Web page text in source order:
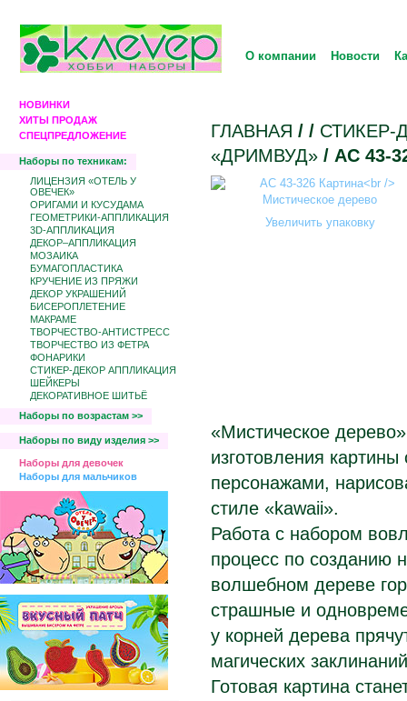
О компании Новости
НОВИНКИ
ХИТЫ ПРОДАЖ
СПЕЦПРЕДЛОЖЕНИЕ
Наборы по техникам:
ЛИЦЕНЗИЯ «ОТЕЛЬ У
ОВЕЧЕК»
ОРИГАМИ И КУСУДАМА
ГЕОМЕТРИКИ-АППЛИКАЦИЯ
3D-АППЛИКАЦИЯ
ДЕКОР–АППЛИКАЦИЯ
МОЗАИКА
БУМАГОПЛАСТИКА
КРУЧЕНИЕ ИЗ ПРЯЖИ
ДЕКОР УКРАШЕНИЙ
БИCЕРОПЛЕТЕНИЕ
МАКРАМЕ
ТВОРЧЕСТВО-АНТИСТРЕСС
ТВОРЧЕСТВО ИЗ ФЕТРА
ФОНАРИКИ
СТИКЕР-ДЕКОР АППЛИКАЦИЯ
ШЕЙКЕРЫ
ДЕКОРАТИВНОЕ ШИТЬЁ
Наборы по возрастам >>
Наборы по виду изделия >>
Наборы для девочек
Наборы для мальчиков
ГЛАВНАЯ / / СТИКЕР-
«ДРИМВУД» / АС 43-
Увеличить упаковку
«Мистическое
изготовления
персонажами,
стиле «kawaii».
Работа с набором
процесс по созданию
волшебном дереве
страшные и
у корней дерева
магических
Готовая картина